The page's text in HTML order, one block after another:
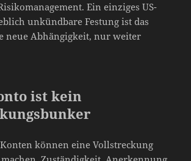
Ein einziges US-
unkündbare Festung ist das
neue Abhängigkeit, nur weiter
ist kein
können eine Vollstreckung